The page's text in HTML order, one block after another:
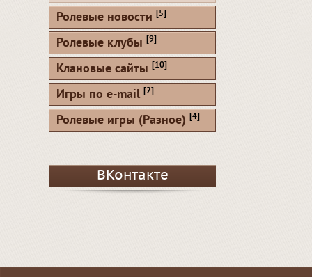
Ролевые новости [5]
Ролевые клубы [9]
Клановые сайты [10]
Игры по e-mail [2]
Ролевые игры (Разное) [4]
ВКонтакте